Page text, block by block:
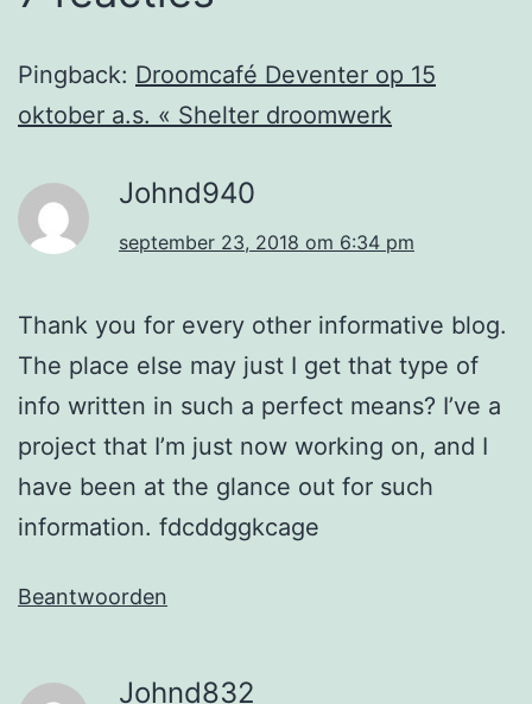
Pingback: Droomcafé Deventer op 15
oktober a.s. « Shelter droomwerk
Johnd940
september 23, 2018 om 6:34 pm
Thank you for every other informative blog.
The place else may just I get that type of
info written in such a perfect means? I’ve a
project that I’m just now working on, and I
have been at the glance out for such
information. fdcddggkcage
Beantwoorden
Johnd832